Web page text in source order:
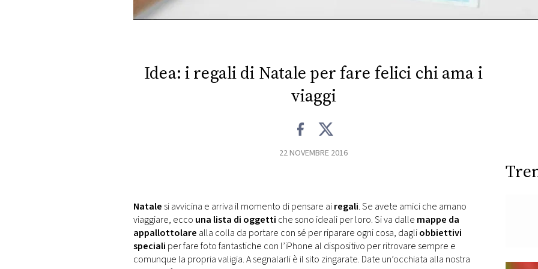
MONACO
CONSIGLIA
Idea: i regali di Natale per fare felici chi ama i
viaggi
22 NOVEMBRE 2016
Natale si avvicina e arriva il momento di pensare airegali. Se avete amici che amano
viaggiare, ecco una lista di oggetti che sono ideali per loro. Si va dalle mappe da
appallottolare alla colla da portare con sé per riparare ogni cosa, dagliobbiettivi
speciali per fare foto fantastiche con l’iPhone al dispositivo per ritrovare sempre e
comunque la propria valigia. A segnalarli è il sito zingarate. Date un’occhiata alla nostra